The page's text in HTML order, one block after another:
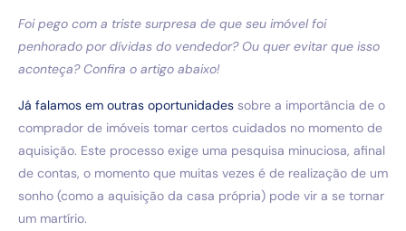
Foi pego com a triste surpresa de que seu imóvel foi
penhorado por dívidas do vendedor? Ou quer evitar que isso
aconteça? Confira o artigo abaixo!
Já falamos em outras oportunidades sobre a importância de o
comprador de imóveis tomar certos cuidados no momento de
aquisição. Este processo exige uma pesquisa minuciosa, afinal
de contas, o momento que muitas vezes é de realização de um
sonho (como a aquisição da casa própria) pode vir a se tornar
um martírio.